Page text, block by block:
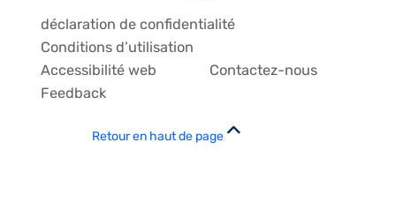
déclaration de confidentialité
Conditions d’utilisation
Accessibilité web
Contactez-nous
Feedback
Retour en haut de page